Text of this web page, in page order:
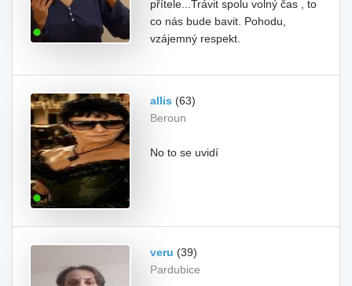
přítele...Trávit spolu volný čas , to
co nás bude bavit. Pohodu,
vzájemný respekt.
allis (63)
Beroun
No to se uvidí
veru (39)
Pardubice